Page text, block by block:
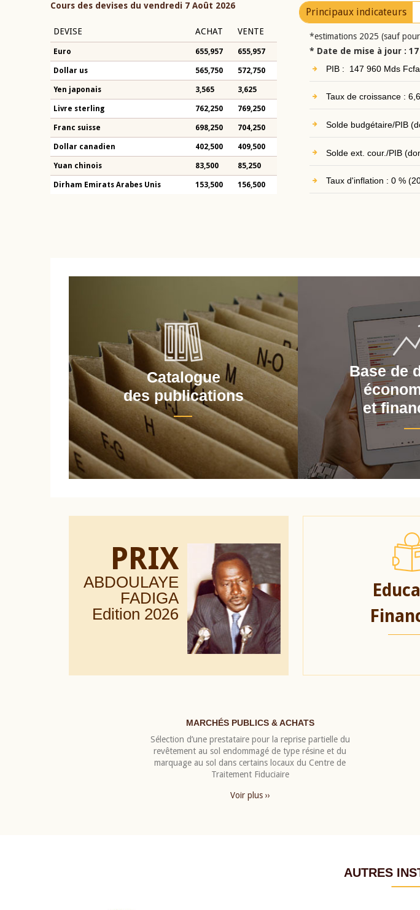
Cours des devises du vendredi 7 Août 2026
DEVISE ACHAT VENTE
Euro 655,957 655,957
Dollar us 565,750 572,750
Yen japonais 3,565 3,625
Livre sterling 762,250 769,250
Franc suisse 698,250 704,250
Dollar canadien 402,500 409,500
Yuan chinois 83,500 85,250
Dirham Emirats Arabes Unis 153,500 156,500
Principaux indicateurs
*estimations 2025 (sauf
* Date de mise à jour : 17
PIB : 147 960 Mds Fcfa
Taux de croissance :
Solde budgétaire/PIB
Solde ext. cour./PIB
Taux d'inflation : 0 %
Catalogue
des publications
Base de
et
PRIX
ABDOULAYE
FADIGA
Edition 2026
MARCHÉS PUBLICS & ACHATS
Sélection d’une prestataire pour la reprise partielle du
revêtement au sol endommagé de type résine et du
marquage au sol dans certains locaux du Centre de
Traitement Fiduciaire
Voir plus ››
AUTRES